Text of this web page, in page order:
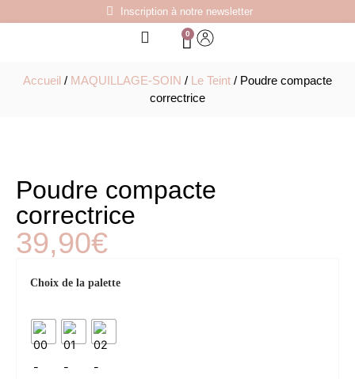
Inscription à notre newsletter
0
Accueil / MAQUILLAGE-SOIN / Le Teint / Poudre compacte
correctrice
Poudre compacte
correctrice
39,90€
Choix de la palette